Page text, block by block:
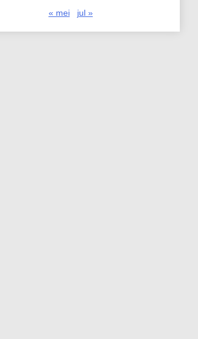
« mei jul »